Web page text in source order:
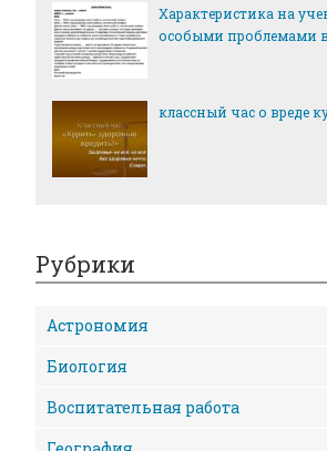
Характеристика на
особыми проблемами
классный час о вреде
Рубрики
Астрономия
Биология
Воспитательная работа